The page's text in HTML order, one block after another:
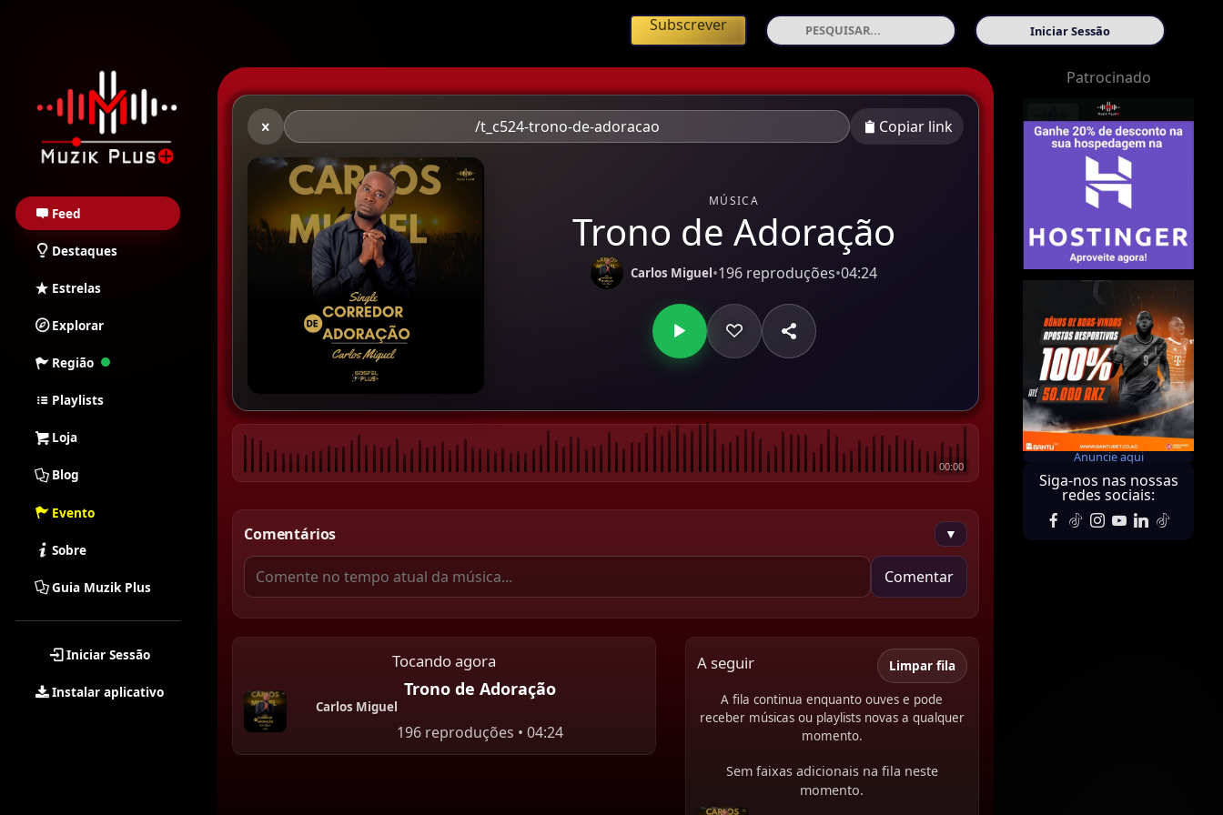
Muzik Plus AO - Streaming de Música Angolana
Feed
Destaques
Estrelas
Explorar
Região
Playlists
Loja
Blog
Evento
Sobre
Guia Muzik Plus
Iniciar Sessão
Instalar aplicativo
Subscrever Iniciar Sessão
/t_c524-trono-de-adoracao Copiar link
MÚSICA
Trono de Adoração
Carlos Miguel•196 reproduções•04:24
00:00
Comentários ▼
Comentar
Tocando agora
Trono de Adoração
Carlos Miguel
196 reproduções • 04:24
A seguir Limpar fila
A fila continua enquanto ouves e pode
receber músicas ou playlists novas a qualquer
momento.
Sem faixas adicionais na fila neste
momento.
Patrocinado
Anuncie aqui
Siga-nos nas nossas
redes sociais: